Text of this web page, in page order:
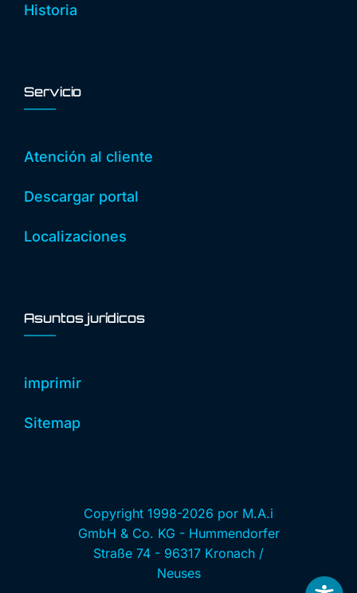
Historia
Servicio
Atención al cliente
Descargar portal
Localizaciones
Asuntos jurídicos
imprimir
Sitemap
Copyright 1998-2026 por M.A.i
GmbH & Co. KG - Hummendorfer
Straße 74 - 96317 Kronach /
Neuses